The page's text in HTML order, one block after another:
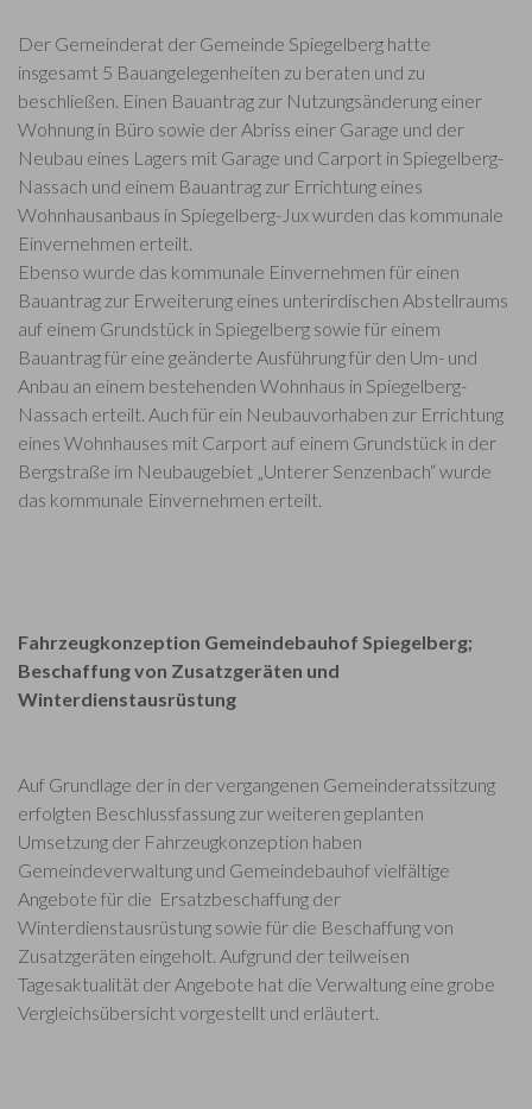
Der Gemeinderat der Gemeinde Spiegelberg hatte
insgesamt 5 Bauangelegenheiten zu beraten und zu
beschließen. Einen Bauantrag zur Nutzungsänderung einer
Wohnung in Büro sowie der Abriss einer Garage und der
Neubau eines Lagers mit Garage und Carport in Spiegelberg-
Nassach und einem Bauantrag zur Errichtung eines
Wohnhausanbaus in Spiegelberg-Jux wurden das kommunale
Einvernehmen erteilt.
Ebenso wurde das kommunale Einvernehmen für einen
Bauantrag zur Erweiterung eines unterirdischen Abstellraums
auf einem Grundstück in Spiegelberg sowie für einem
Bauantrag für eine geänderte Ausführung für den Um- und
Anbau an einem bestehenden Wohnhaus in Spiegelberg-
Nassach erteilt. Auch für ein Neubauvorhaben zur Errichtung
eines Wohnhauses mit Carport auf einem Grundstück in der
Bergstraße im Neubaugebiet „Unterer Senzenbach“ wurde
das kommunale Einvernehmen erteilt.
Fahrzeugkonzeption Gemeindebauhof Spiegelberg;
Beschaffung von Zusatzgeräten und
Winterdienstausrüstung
Auf Grundlage der in der vergangenen Gemeinderatssitzung
erfolgten Beschlussfassung zur weiteren geplanten
Umsetzung der Fahrzeugkonzeption haben
Gemeindeverwaltung und Gemeindebauhof vielfältige
Angebote für die Ersatzbeschaffung der
Winterdienstausrüstung sowie für die Beschaffung von
Zusatzgeräten eingeholt. Aufgrund der teilweisen
Tagesaktualität der Angebote hat die Verwaltung eine grobe
Vergleichsübersicht vorgestellt und erläutert.